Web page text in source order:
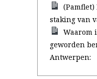
staking van
Waarom
geworden
Antwerpen: